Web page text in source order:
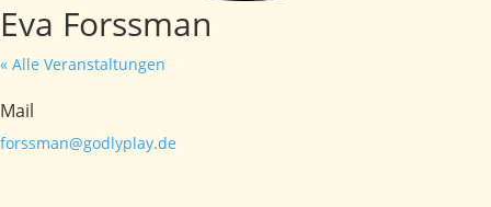
Eva Forssman
« Alle Veranstaltungen
Mail
forssman@godlyplay.de